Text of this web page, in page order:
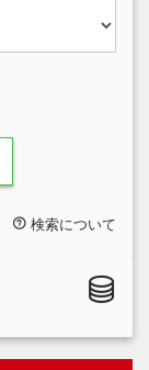
検索について